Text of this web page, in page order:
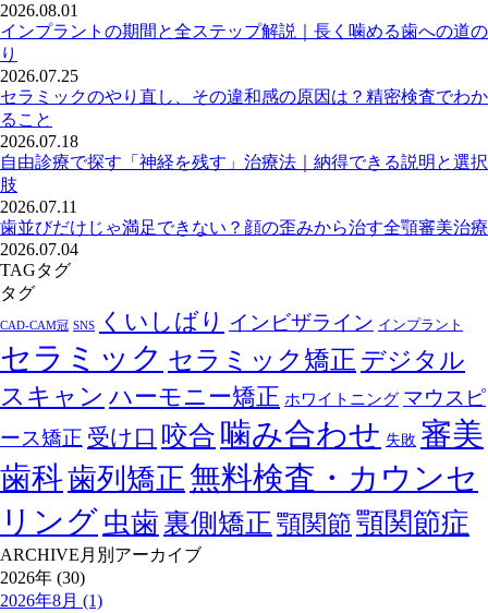
2026.08.01
インプラントの期間と全ステップ解説｜長く噛める歯への道の
り
2026.07.25
セラミックのやり直し、その違和感の原因は？精密検査でわか
ること
2026.07.18
自由診療で探す「神経を残す」治療法｜納得できる説明と選択
肢
2026.07.11
歯並びだけじゃ満足できない？顔の歪みから治す全顎審美治療
2026.07.04
TAGタグ
タグ
CAD-CAM冠 SNS くいしばり インビザライン インプラント
セラミック セラミック矯正 デジタル
スキャン ハーモニー矯正 ホワイトニング マウスピ
ース矯正 受け口 咬合 噛み合わせ 失敗 審美
歯科歯列矯正無料検査・カウンセ
リング 虫歯 裏側矯正 顎関節顎関節症
ARCHIVE 月別アーカイブ
2026年 (30)
2026年8月 (1)